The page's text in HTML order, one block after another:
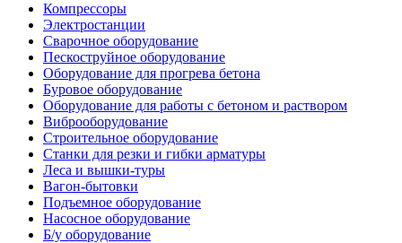
Компрессоры
Электростанции
Сварочное оборудование
Пескоструйное оборудование
Оборудование для прогрева бетона
Буровое оборудование
Оборудование для работы с бетоном и раствором
Виброоборудование
Строительное оборудование
Станки для резки и гибки арматуры
Леса и вышки-туры
Вагон-бытовки
Подъемное оборудование
Насосное оборудование
Б/у оборудование